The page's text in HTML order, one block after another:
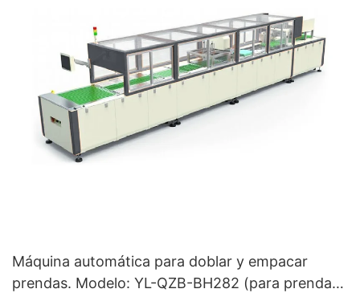
Máquina automática para doblar y empacar
prendas. Modelo: YL-QZB-BH282 (para prendas